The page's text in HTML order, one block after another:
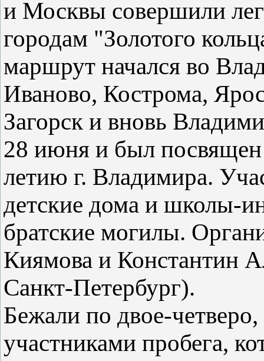
и Москвы совершили
городам "Золотого
маршрут начался во
Иваново, Кострома,
Загорск и вновь
28 июня и был
летию г. Владимира.
детские дома и школы-
братские могилы.
Киямова и Константин
Санкт-Петербург).
Бежали по двое-
участниками пробега,